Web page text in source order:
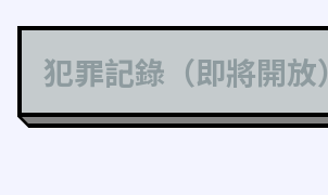
犯罪記錄（即將開放）